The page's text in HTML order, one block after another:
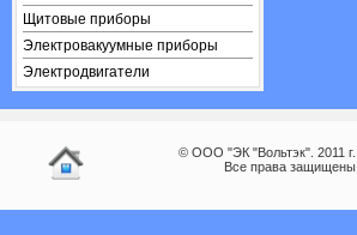
Щитовые приборы
Электровакуумные приборы
Электродвигатели
© ООО "ЭК "Вольтэк". 2011 г.
Все права защищены